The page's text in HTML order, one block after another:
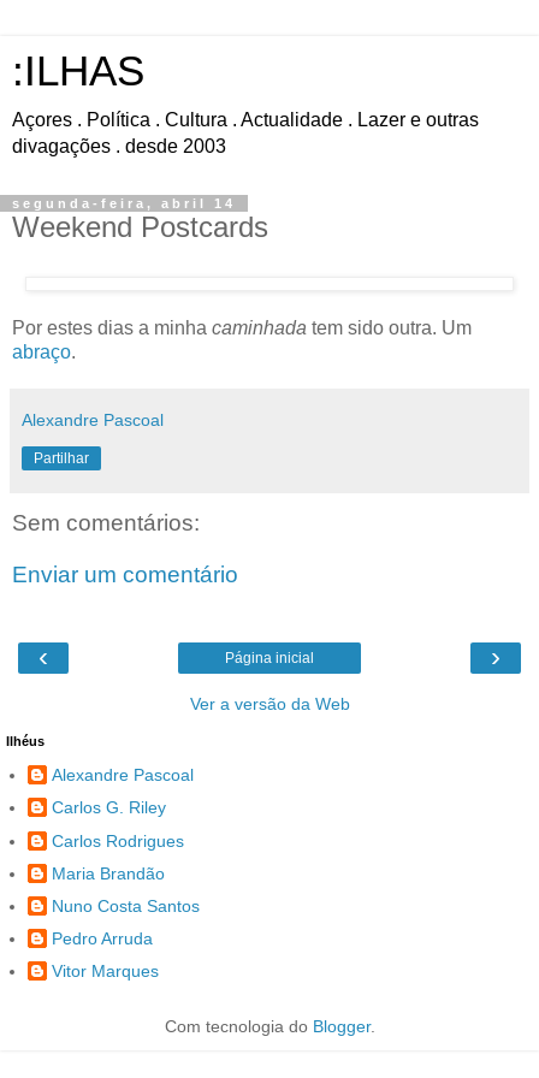
:ILHAS
Açores . Política . Cultura . Actualidade . Lazer e outras
divagações . desde 2003
segunda-feira, abril 14
Weekend Postcards
Por estes dias a minha caminhada tem sido outra. Um
abraço.
Alexandre Pascoal
Partilhar
Sem comentários:
Enviar um comentário
‹ ›
Página inicial
Ver a versão da Web
Ilhéus
Alexandre Pascoal
Carlos G. Riley
Carlos Rodrigues
Maria Brandão
Nuno Costa Santos
Pedro Arruda
Vitor Marques
Com tecnologia do Blogger.